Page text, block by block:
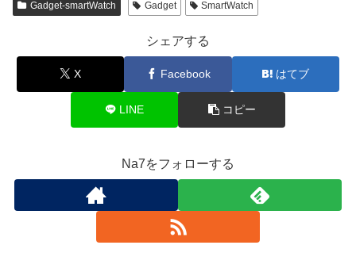
Gadget-smartWatch Gadget SmartWatch
シェアする
X Facebook はてブ
LINE コピー
Na7をフォローする